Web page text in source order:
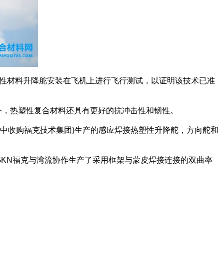
料升降舵安装在飞机上进行飞行测试，以证明该技术已准
塑性复合材料还具有更好的抗冲击性和韧性。
购福克技术集团)生产的感应焊接热塑性升降舵，方向舵和
福克与湾流协作生产了采用框架与蒙皮焊接连接的双曲率